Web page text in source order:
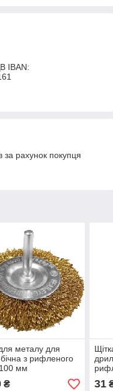
IBAN:
рахунок покупця
металу для
з рифленого
мм
₴ 31